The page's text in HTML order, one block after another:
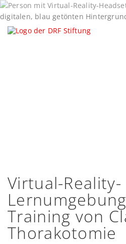
Virtual-Reality-
Training von
Thorakotomie